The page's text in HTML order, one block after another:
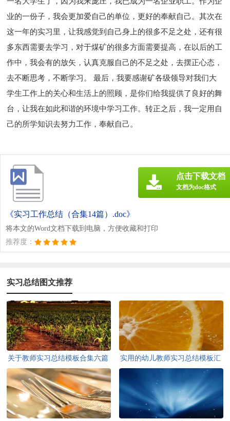
业的一份子，我会更加爱自己的单位，更好的奉献自己。其次在
这一年的实习里，让我感觉到自己身上的很多不足之处，还有很
多东西需要去学习，对于煤矿的很多方面需要提高，在以后的工
作中，我会有的放矢，认真克服自己的不足之处，去摆正心态，
去不断思考，不断学习。 最后，我要感谢矿各级领导对我们大
学生工作上的关心和生活上的照顾，是你们给我提供了良好的舞
台，让我在如此和谐的环境中学习工作。转正之后，我一定用自
己的所学知识去努力工作，奉献自己。
《实习工作总结（合集14篇）.doc》
将本文的Word文档下载到电脑，方便收藏和打印
推荐度：
点击下载文档
文档为doc格式
实习总结图文推荐
关于教师实习总结模板合集六篇
实用的幼儿教师实习总结模板汇